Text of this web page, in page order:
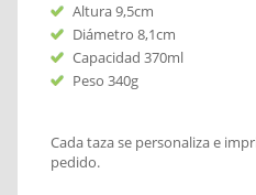
Altura 9,5cm
Diámetro 8,1cm
Capacidad 370ml
Peso 340g
Cada taza se personaliza e
pedido.